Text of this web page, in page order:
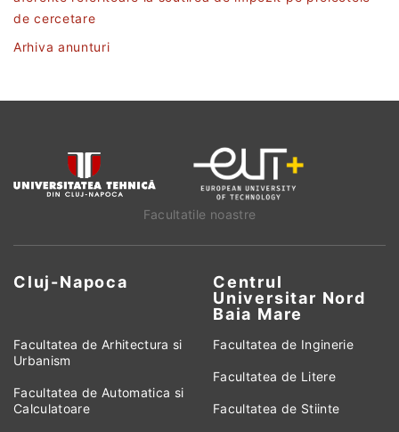
de cercetare
Arhiva anunturi
Facultatile noastre
Cluj-Napoca
Centrul
Universitar Nord
Baia Mare
Facultatea de Arhitectura si
Urbanism
Facultatea de Automatica si
Calculatoare
Facultatea de Inginerie
Facultatea de Litere
Facultatea de Stiinte